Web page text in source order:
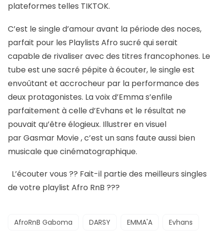
plateformes telles TIKTOK.
C’est le single d’amour avant la période des noces,
parfait pour les Playlists Afro sucré qui serait
capable de rivaliser avec des titres francophones. Le
tube est une sacré pépite à écouter, le single est
envoûtant et accrocheur par la performance des
deux protagonistes. La voix d’Emma s’enfile
parfaitement à celle d’Evhans et le résultat ne
pouvait qu’être élogieux. Illustrer en visuel
par Gasmar Movie , c’est un sans faute aussi bien
musicale que cinématographique.
L’écouter vous ?? Fait-il partie des meilleurs singles
de votre playlist Afro RnB ???
AfroRnB Gaboma DARSY EMMA'A Evhans